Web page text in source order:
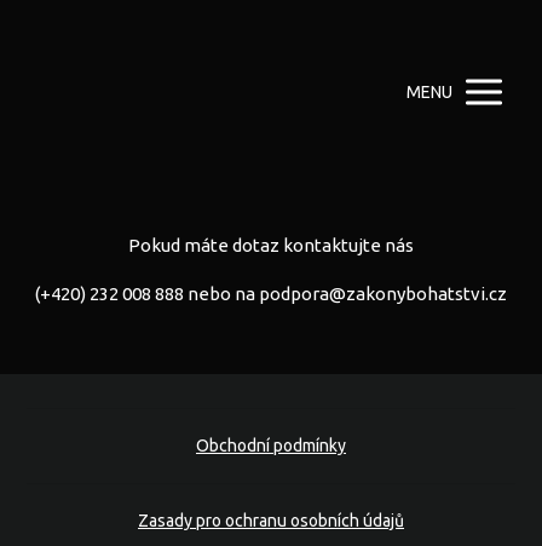
MENU
Pokud máte dotaz kontaktujte nás
(+420) 232 008 888 nebo na podpora@zakonybohatstvi.cz
Obchodní podmínky
Zasady pro ochranu osobních údajů